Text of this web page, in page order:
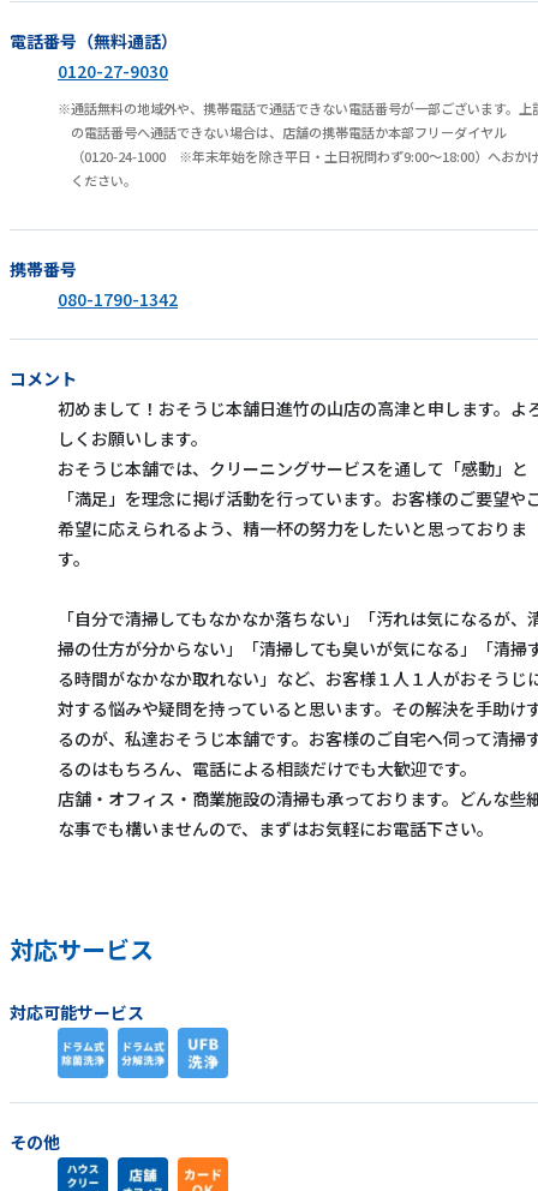
電話番号（無料通話）
0120-27-9030
通話無料の地域外や、携帯電話で通話できない電話番号が一部ございます。上
の電話番号へ通話できない場合は、店舗の携帯電話か本部フリーダイヤル
（0120-24-1000 ※年末年始を除き平日・土日祝問わず9:00～18:00）へおか
ください。
携帯番号
080-1790-1342
コメント
初めまして！おそうじ本舗日進竹の山店の高津と申します。よ
しくお願いします。
おそうじ本舗では、クリーニングサービスを通して「感動」と
「満足」を理念に掲げ活動を行っています。お客様のご要望や
希望に応えられるよう、精一杯の努力をしたいと思っておりま
す。
「自分で清掃してもなかなか落ちない」「汚れは気になるが、
掃の仕方が分からない」「清掃しても臭いが気になる」「清掃
る時間がなかなか取れない」など、お客様１人１人がおそうじ
対する悩みや疑問を持っていると思います。その解決を手助け
るのが、私達おそうじ本舗です。お客様のご自宅へ伺って清掃
るのはもちろん、電話による相談だけでも大歓迎です。
店舗・オフィス・商業施設の清掃も承っております。どんな些
な事でも構いませんので、まずはお気軽にお電話下さい。
対応サービス
対応可能サービス
その他